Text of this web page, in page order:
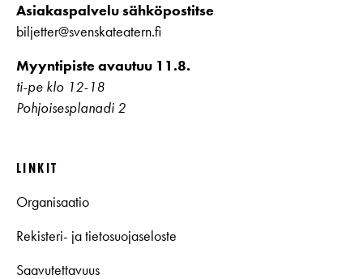
Asiakaspalvelu sähköpostitse
biljetter@svenskateatern.fi
Myyntipiste avautuu 11.8.
ti-pe klo 12-18
Pohjoisesplanadi 2
LINKIT
Organisaatio
Rekisteri- ja tietosuojaseloste
Saavutettavuus